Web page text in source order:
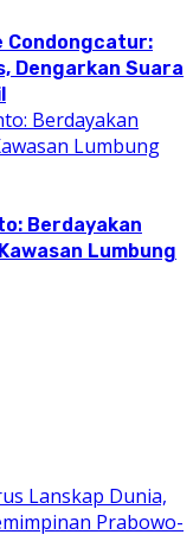
Condongcatur:
Dengarkan Suara
Berdayakan
Lumbung